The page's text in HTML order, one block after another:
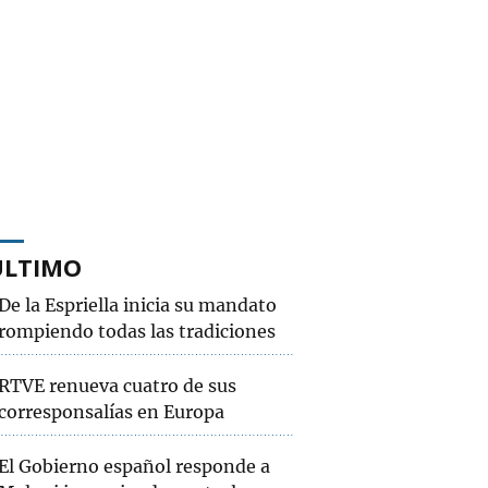
la Espriella inicia su mandato
todas las tradiciones
renueva cuatro de sus
en Europa
Gobierno español responde a